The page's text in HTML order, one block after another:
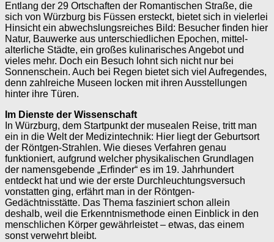
Entlang der 29 Ortschaften der Romantischen Straße, die
sich von Würzburg bis Füssen ersteckt, bietet sich in vielerlei
Hinsicht ein abwechslungs­reiches Bild: Besucher finden hier
Natur, Bau­werke aus unterschiedlichen Epochen, mittel­
alterliche Städte, ein großes kulinarisches Angebot und
vieles mehr. Doch ein Besuch lohnt sich nicht nur bei
Sonnenschein. Auch bei Regen bietet sich viel Aufregendes,
denn zahlreiche Museen locken mit ihren Ausstellungen
hinter ihre Türen.
Im Dienste der Wissenschaft
In Würzburg, dem Startpunkt der musealen Reise, tritt man
ein in die Welt der Medizin­technik: Hier liegt der Geburtsort
der Röntgen-Strahlen. Wie dieses Verfahren genau
funktioniert, aufgrund welcher physika­lischen Grundlagen
der namensgebende „Erfinder“ es im 19. Jahrhundert
entdeckt hat und wie der erste Durchleuchtungsversuch
vonstatten ging, erfährt man in der Röntgen-
Gedächtnisstätte. Das Thema fasziniert schon allein
deshalb, weil die Erkenntnis­methode einen Einblick in den
menschlichen Körper gewährleistet – etwas, das einem
sonst verwehrt bleibt.